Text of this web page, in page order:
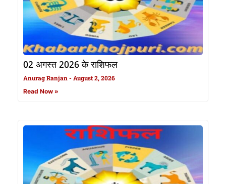
02 अगस्त 2026 के राशिफल
Anurag Ranjan August 2, 2026
Read Now »